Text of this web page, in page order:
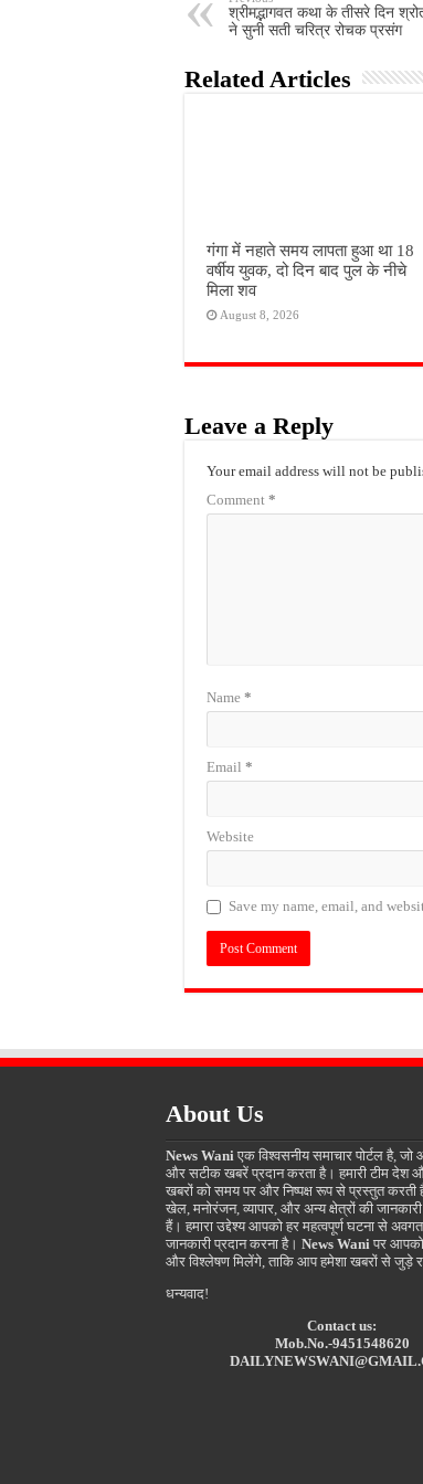
श्रीमद्भागवत कथा के तीसरे दिन
ने सुनी सती चरित्र रोचक प्रसंग
Related Articles
गंगा में नहाते समय लापता हुआ था 18
वर्षीय युवक, दो दिन बाद पुल के नीचे
मिला शव
August 8, 2026
Leave a Reply
Your email address will not be
Comment *
Name *
Email *
Website
Save my name, email, and
About Us
News Waniएक विश्वसनीय समाचार पोर्टल है, जो
और सटीक खबरें प्रदान करता है। हमारी टीम देश
खबरों को समय पर और निष्पक्ष रूप से प्रस्तुत करती
खेल, मनोरंजन, व्यापार, और अन्य क्षेत्रों की
हैं। हमारा उद्देश्य आपको हर महत्वपूर्ण घटना से
जानकारी प्रदान करना है। News Waniपर
और विश्लेषण मिलेंगे, ताकि आप हमेशा खबरों से जुड़े
धन्यवाद!
Contact us:
Mob.No.-9451548620